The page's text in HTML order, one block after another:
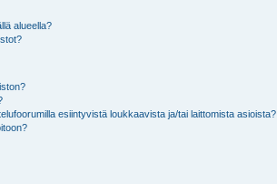
alueella?
esiintyvistä loukkaavista ja/tai laittomista asioista?